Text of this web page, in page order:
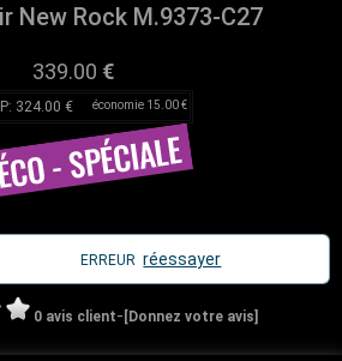
New Rock M.9373-C27
339.00 €
324.00 € économie 15.00 €
ERREUR réessayer
0 avis client- [Donnez votre avis]